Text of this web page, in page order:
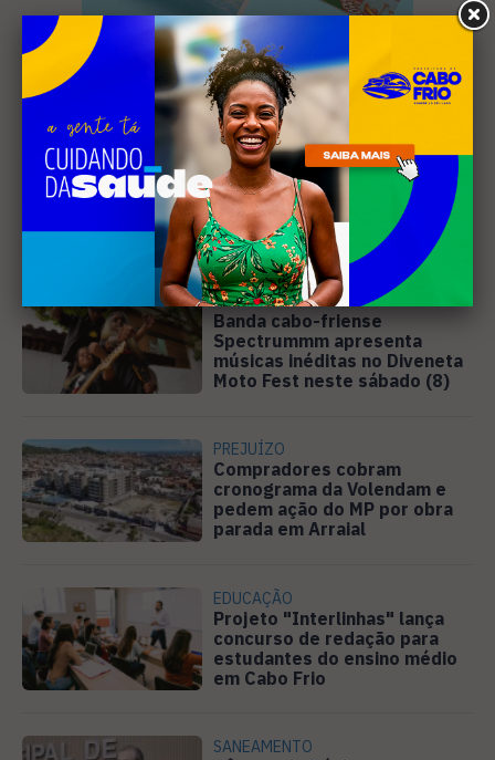
Leia Também
MÚSICA
Banda cabo-friense
Spectrummm apresenta
músicas inéditas no Diveneta
Moto Fest neste sábado (8)
PREJUÍZO
Compradores cobram
cronograma da Volendam e
pedem ação do MP por obra
parada em Arraial
EDUCAÇÃO
Projeto "Interlinhas" lança
concurso de redação para
estudantes do ensino médio
em Cabo Frio
SANEAMENTO